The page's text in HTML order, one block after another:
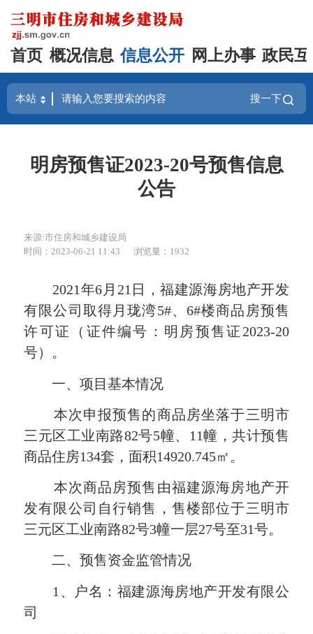
首页 概况信息 信息公开 网上办事 政民
搜一下
明房预售证2023-20号预售信息
公告
来源:市住房和城乡建设局
时间：2023-06-21 11:43
浏览量：1932
2021年6月21日，福建源海房地产开发
有限公司取得月珑湾5#、6#楼商品房预售
许可证（证件编号：明房预售证2023-20
号）。
一、项目基本情况
本次申报预售的商品房坐落于三明市
三元区工业南路82号5幢、11幢，共计预售
商品住房134套，面积14920.745㎡。
本次商品房预售由福建源海房地产开
发有限公司 自行销售， 售楼部位于三明市
三元区工业南路82号3幢一层27号至31号。
二、预售资金监管情况
1、户名：福建源海房地产开发有限公
司